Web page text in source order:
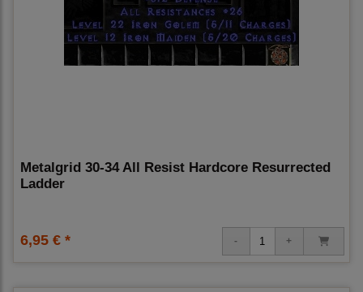
Metalgrid 30-34 All Resist Hardcore Resurrected
Ladder
6,95 € *